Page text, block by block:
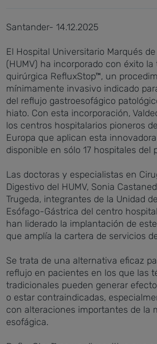
Santander- 14.12.2025
El Hospital Universitario Marqués de
(HUMV) ha incorporado con éxito
quirúrgica RefluxStop™, un
mínimamente invasivo indicado
del reflujo gastroesofágico
hiato. Con esta incorporación,
los centros hospitalarios pioneros
Europa que aplican esta
disponible en sólo 17 hospitales del
Las doctoras y especialistas en
Digestivo del HUMV, Sonia
Trugeda, integrantes de la Unidad
Esófago-Gástrica del centro
han liderado la implantación de
que amplía la cartera de servicios
Se trata de una alternativa eficaz
reflujo en pacientes en los que las
tradicionales pueden generar
o estar contraindicadas,
con alteraciones importantes de la
esofágica.